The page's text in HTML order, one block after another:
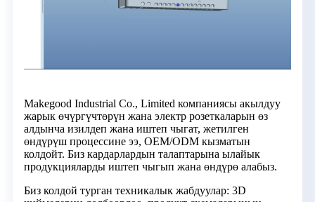
Makegood Industrial Co., Limited компаниясы акылдуу
жарык өчүргүчтөрүн жана электр розеткаларын өз
алдынча изилдеп жана иштеп чыгат, жетилген
өндүрүш процессине ээ, OEM/ODM кызматын
колдойт. Биз кардарлардын талаптарына ылайык
продукцияларды иштеп чыгып жана өндүрө алабыз.
Биз колдой турган техникалык жабдуулар: 3D